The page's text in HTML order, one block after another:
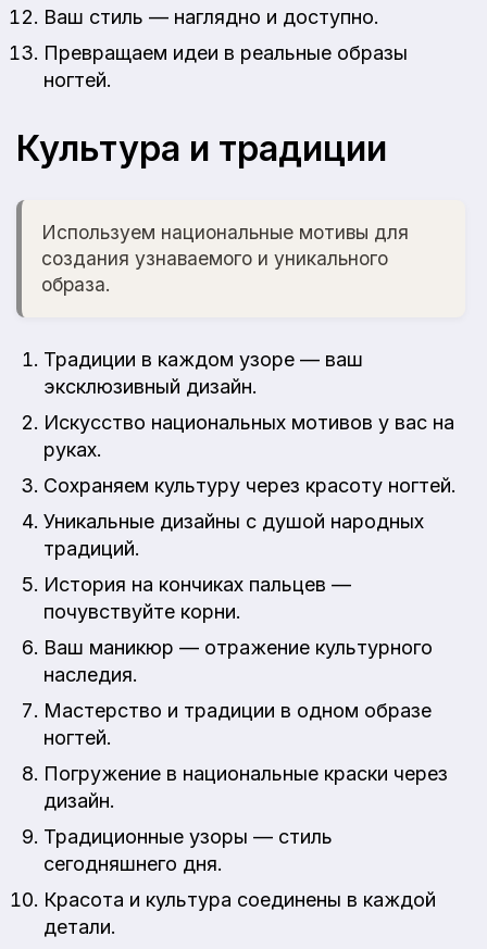
Ваш стиль — наглядно и доступно.
Превращаем идеи в реальные образы
ногтей.
Культура и традиции
Используем национальные мотивы для
создания узнаваемого и уникального
образа.
Традиции в каждом узоре — ваш
эксклюзивный дизайн.
Искусство национальных мотивов у вас на
руках.
Сохраняем культуру через красоту ногтей.
Уникальные дизайны с душой народных
традиций.
История на кончиках пальцев —
почувствуйте корни.
Ваш маникюр — отражение культурного
наследия.
Мастерство и традиции в одном образе
ногтей.
Погружение в национальные краски через
дизайн.
Традиционные узоры — стиль
сегодняшнего дня.
Красота и культура соединены в каждой
детали.